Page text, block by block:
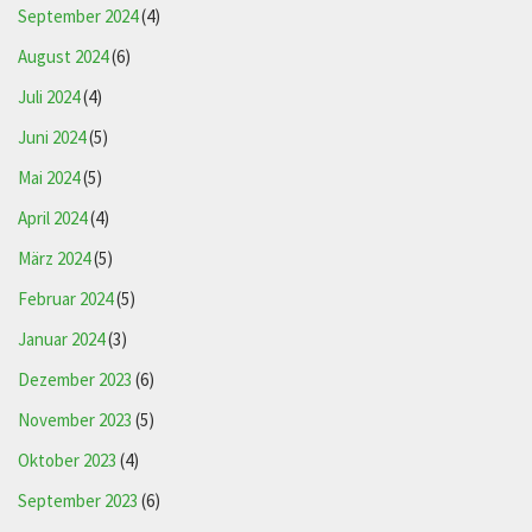
September 2024(4)
August 2024(6)
Juli 2024(4)
Juni 2024(5)
Mai 2024(5)
April 2024(4)
März 2024(5)
Februar 2024(5)
Januar 2024(3)
Dezember 2023 (6)
November 2023 (5)
Oktober 2023 (4)
September 2023 (6)